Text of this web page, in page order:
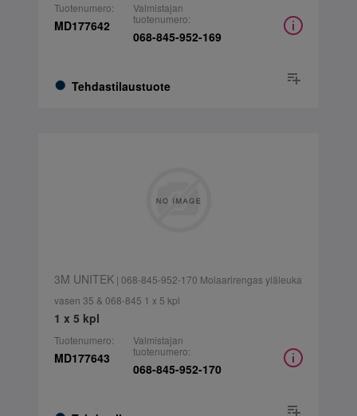
Tuotenumero:
MD177642
Tehdastilaustuote
Valmistajan
tuotenumero:
068-845-952-169
3M UNITEK| 068-845-952-170 Molaarirengas yläleuka
vasen 35 & 068-845 1 x 5 kpl
1 x 5 kpl
Tuotenumero:
MD177643
Valmistajan
tuotenumero:
068-845-952-170